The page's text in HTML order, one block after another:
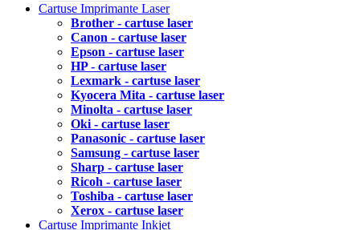
Cartuse Imprimante Laser
Brother - cartuse laser
Canon - cartuse laser
Epson - cartuse laser
HP - cartuse laser
Lexmark - cartuse laser
Kyocera Mita - cartuse laser
Minolta - cartuse laser
Oki - cartuse laser
Panasonic - cartuse laser
Samsung - cartuse laser
Sharp - cartuse laser
Ricoh - cartuse laser
Toshiba - cartuse laser
Xerox - cartuse laser
Cartuse Imprimante Inkjet